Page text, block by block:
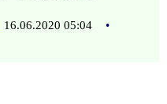
16.06.2020 05:04
•